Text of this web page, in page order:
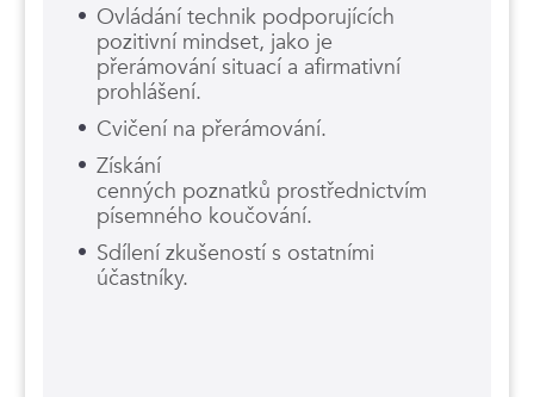
Ovládání technik podporujících
pozitivní mindset, jako je
přerámování situací a afirmativní
prohlášení.
Cvičení na přerámování.
Získání
cenných poznatků prostřednictvím
písemného koučování.
Sdílení zkušeností s ostatními
účastníky.